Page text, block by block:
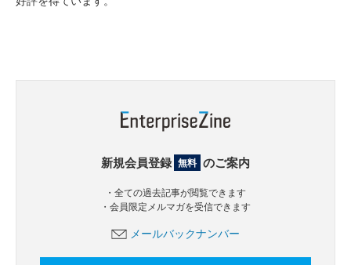
新規会員登録 無料 のご案内
・全ての過去記事が閲覧できます
・会員限定メルマガを受信できます
メールバックナンバー